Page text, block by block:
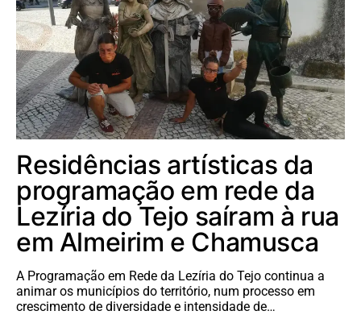
Residências artísticas da
programação em rede da
Lezíria do Tejo saíram à rua
em Almeirim e Chamusca
A Programação em Rede da Lezíria do Tejo continua a
animar os municípios do território, num processo em
crescimento de diversidade e intensidade de…